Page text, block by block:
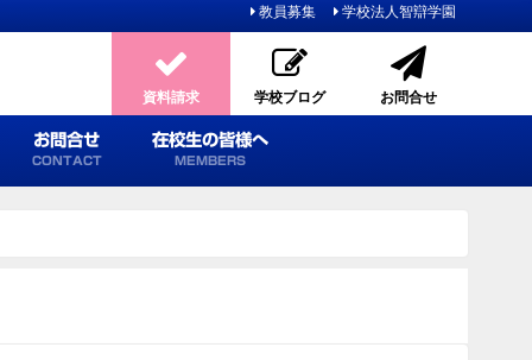
教員募集 学校法人智辯学園
資料請求 学校ブログ お問合せ
お問合せ
CONTACT
在校生の皆様へ
MEMBERS